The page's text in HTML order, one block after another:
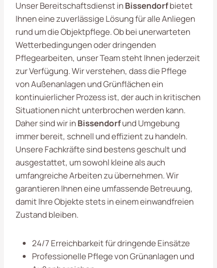
Unser Bereitschaftsdienst in Bissendorfbietet
Ihnen eine zuverlässige Lösung für alle Anliegen
rund um die Objektpflege. Ob bei unerwarteten
Wetterbedingungen oder dringenden
Pflegearbeiten, unser Team steht Ihnen jederzeit
zur Verfügung. Wir verstehen, dass die Pflege
von Außenanlagen und Grünflächen ein
kontinuierlicher Prozess ist, der auch in kritischen
Situationen nicht unterbrochen werden kann.
Daher sind wir in Bissendorfund Umgebung
immer bereit, schnell und effizient zu handeln.
Unsere Fachkräfte sind bestens geschult und
ausgestattet, um sowohl kleine als auch
umfangreiche Arbeiten zu übernehmen. Wir
garantieren Ihnen eine umfassende Betreuung,
damit Ihre Objekte stets in einem einwandfreien
Zustand bleiben.
24/7 Erreichbarkeit für dringende Einsätze
Professionelle Pflege von Grünanlagen und